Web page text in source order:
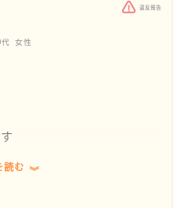
違反報告
女性
トなことも、嫌われる材
だと思います。
読む